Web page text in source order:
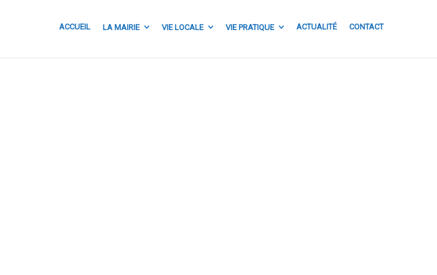
ACCUEIL LA MAIRIE VIE LOCALE VIE PRATIQUE ACTUALITÉ CONTACT